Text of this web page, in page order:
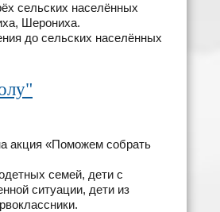
сельских населённых
Шерониха.
до сельских населённых
акция «Поможем собрать
семей, дети с
ситуации, дети из